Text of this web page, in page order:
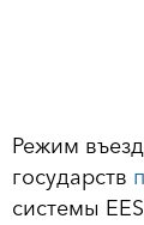
Режим
государств
системы